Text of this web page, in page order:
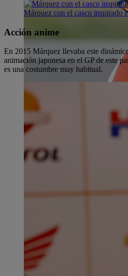
Márquez con el casco inspirado
Acción anime
En 2015 Márquez llevaba este
animación japonesa en el GP de este
es una costumbre muy habitual.